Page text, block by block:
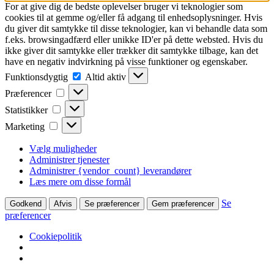
For at give dig de bedste oplevelser bruger vi teknologier som
cookies til at gemme og/eller få adgang til enhedsoplysninger. Hvis
du giver dit samtykke til disse teknologier, kan vi behandle data som
f.eks. browsingadfærd eller unikke ID'er på dette websted. Hvis du
ikke giver dit samtykke eller trækker dit samtykke tilbage, kan det
have en negativ indvirkning på visse funktioner og egenskaber.
Funktionsdygtig
Funktionsdygtig
Altid aktiv
Præferencer
Præferencer
Statistikker Statistikker
Marketing Marketing
Vælg muligheder
Administrer tjenester
Administrer {vendor_count} leverandører
Læs mere om disse formål
Godkend Afvis Se præferencer Gem præferencer
Se
præferencer
Cookiepolitik